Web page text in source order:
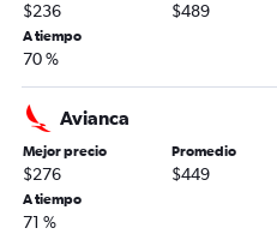
$236 $489
A tiempo
70 %
Avianca
Mejor precio
$276
Promedio
$449
A tiempo
71 %